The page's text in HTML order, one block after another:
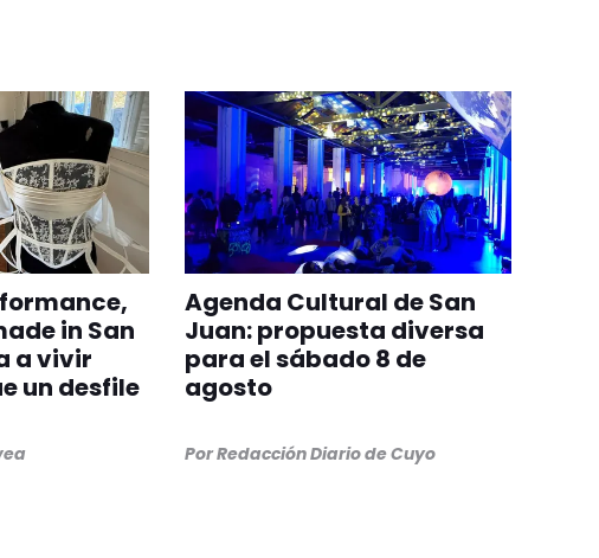
in San
a vivir
un desfile
Agenda Cultural de San
Juan: propuesta diversa
para el sábado 8 de
agosto
PorRedacción Diario de Cuyo